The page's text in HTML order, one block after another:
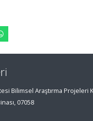
Bilimsel Araştırma Projeleri
07058